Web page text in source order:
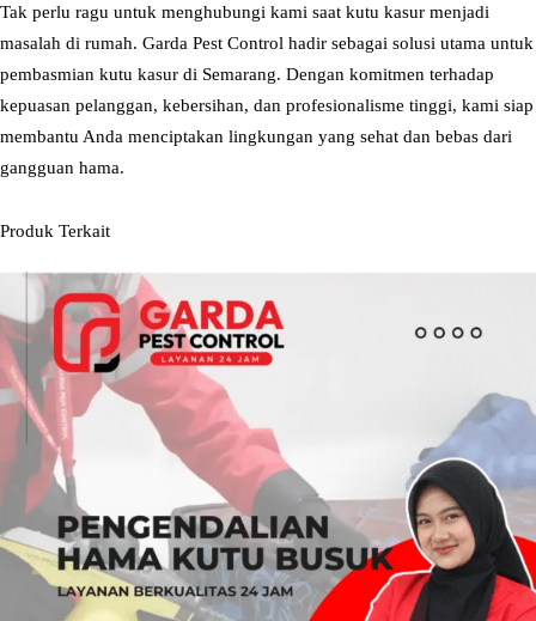
k
)
d
i
S
e
a
n
S
a
Tak perlu ragu untuk menghubungi kami saat kutu kasur menjadi
masalah di rumah. Garda Pest Control hadir sebagai solusi utama untuk
pembasmian kutu kasur di Semarang. Dengan komitmen terhadap
kepuasan pelanggan, kebersihan, dan profesionalisme tinggi, kami siap
membantu Anda menciptakan lingkungan yang sehat dan bebas dari
gangguan hama.
Produk Terkait